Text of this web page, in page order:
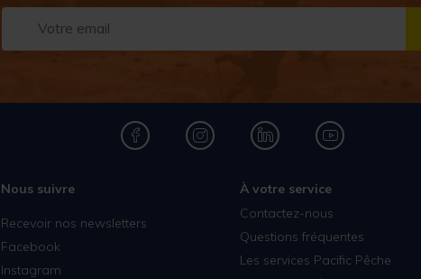
Nous suivre
Recevoir nos newsletters
Facebook
Instagram
À votre service
Contactez-nous
Questions fréquentes
Les services Pacific Pêche